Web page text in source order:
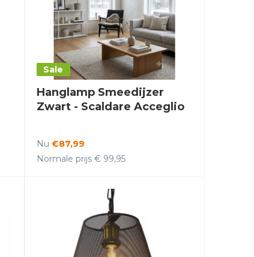
Sale
Hanglamp Smeedijzer
Zwart - Scaldare Acceglio
Nu €87,99
Normale prijs € 99,95